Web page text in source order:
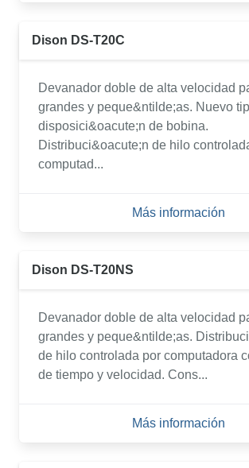
Dison DS-T20C
Devanador doble de alta velocidad
grandes y peque&ntilde;as. Nuevo
disposici&oacute;n de bobina.
Distribuci&oacute;n de hilo
computad...
Más información
Dison DS-T20NS
Devanador doble de alta velocidad
grandes y peque&ntilde;as.
de hilo controlada por computadora
de tiempo y velocidad. Cons...
Más información